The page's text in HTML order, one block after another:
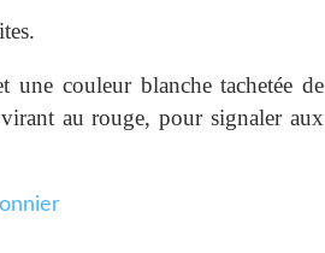
couleur blanche tachetée de
au rouge, pour signaler aux